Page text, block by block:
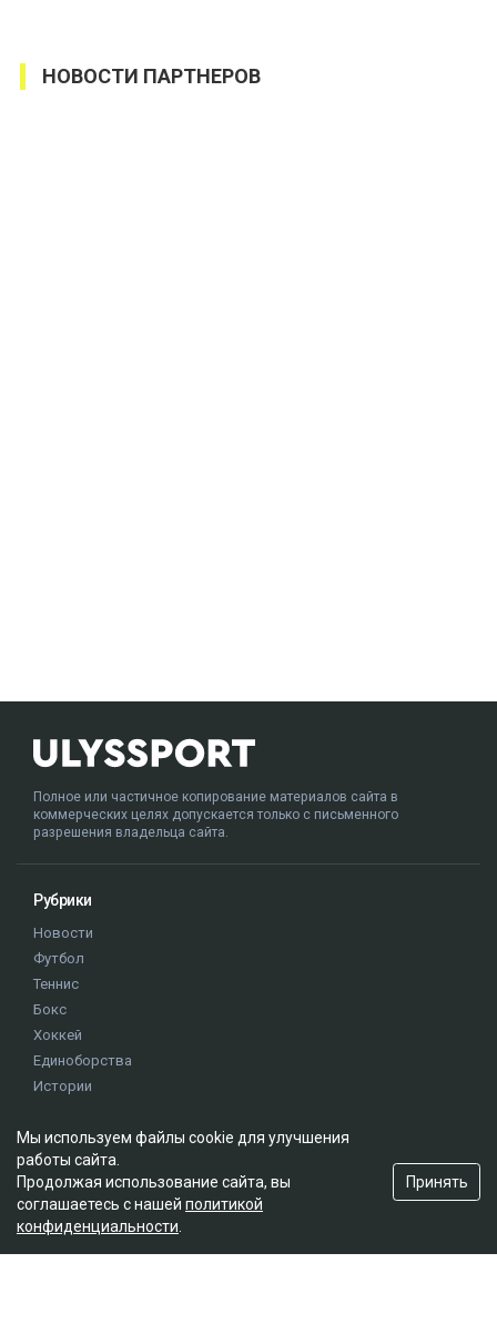
НОВОСТИ ПАРТНЕРОВ
Полное или частичное копирование материалов сайта в
коммерческих целях допускается только с письменного
разрешения владельца сайта.
Рубрики
Новости
Футбол
Теннис
Бокс
Хоккей
Единоборства
Истории
Редакция
О проекте
Правила сайта
Реклама на сайте
Мы используем файлы cookie для улучшения
работы сайта.
Продолжая использование сайта, вы
соглашаетесь с нашей политикой
конфиденциальности
Принять